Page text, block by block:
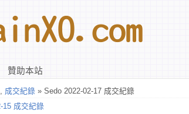
贊助本站
, 成交紀錄 » Sedo 2022-02-17 成交紀錄
15 成交紀錄